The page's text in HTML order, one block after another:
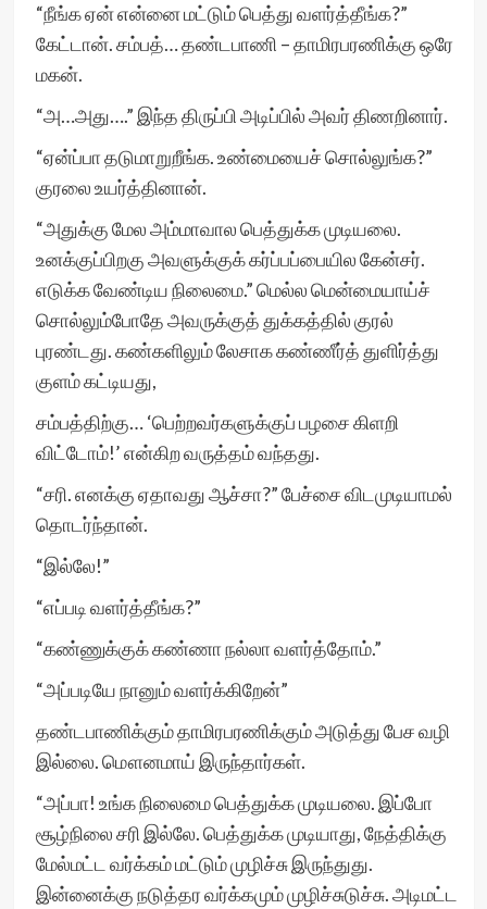
“நீங்க ஏன் என்னை மட்டும் பெத்து வளர்த்தீங்க?”
கேட்டான். சம்பத்… தண்டபாணி – தாமிரபரணிக்கு ஒரே
மகன்.
“அ…அது….” இந்த திருப்பி அடிப்பில் அவர் திணறினார்.
“ஏன்ப்பா தடுமாறுறீங்க. உண்மையைச் சொல்லுங்க?”
குரலை உயர்த்தினான்.
“அதுக்கு மேல அம்மாவால பெத்துக்க முடியலை.
உனக்குப்பிறகு அவளுக்குக் கர்ப்பப்பையில கேன்சர்.
எடுக்க வேண்டிய நிலைமை.” மெல்ல மென்மையாய்ச்
சொல்லும்போதே அவருக்குத் துக்கத்தில் குரல்
புரண்டது. கண்களிலும் லேசாக கண்ணீர்த் துளிர்த்து
குளம் கட்டியது,
சம்பத்திற்கு… ‘பெற்றவர்களுக்குப் பழசை கிளறி
விட்டோம்!’ என்கிற வருத்தம் வந்தது.
“சரி. எனக்கு ஏதாவது ஆச்சா?” பேச்சை விடமுடியாமல்
தொடர்ந்தான்.
“இல்லே!”
“எப்படி வளர்த்தீங்க?”
“கண்ணுக்குக் கண்ணா நல்லா வளர்த்தோம்.”
“அப்படியே நானும் வளர்க்கிறேன்”
தண்டபாணிக்கும் தாமிரபரணிக்கும் அடுத்து பேச வழி
இல்லை. மௌனமாய் இருந்தார்கள்.
“அப்பா! உங்க நிலைமை பெத்துக்க முடியலை. இப்போ
சூழ்நிலை சரி இல்லே. பெத்துக்க முடியாது, நேத்திக்கு
மேல்மட்ட வர்க்கம் மட்டும் முழிச்சு இருந்துது.
இன்னைக்கு நடுத்தர வர்க்கமும் முழிச்சுடுச்சு. அடிமட்ட